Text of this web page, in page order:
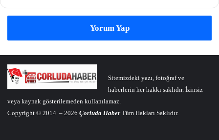
Yorum Yap
Sitemizdeki yazı, fotoğraf ve
haberlerin her hakkı saklıdır. İzinsiz
veya kaynak gösterilemeden kullanılamaz.
Copyright © 2014 – 2026 Çorluda Haber Tüm Hakları Saklıdır.